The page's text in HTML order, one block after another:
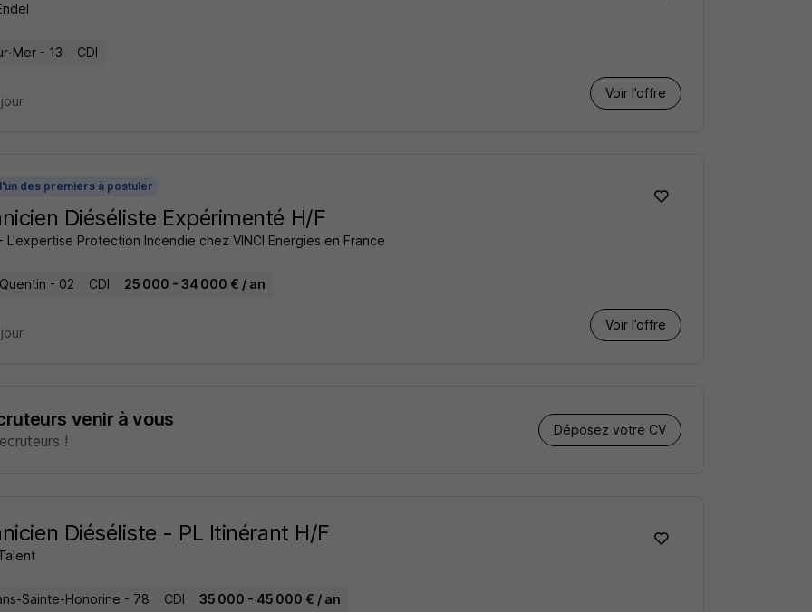
Mer - 13 CDI
Voir l’offre
des premiers à postuler
Diéséliste Expérimenté H/F
L'expertise Protection Incendie chez VINCI Energies en France
- 02 CDI 25 000 - 34 000 € / an
Voir l’offre
venir à vous
!
Déposez votre CV
Diéséliste - PL Itinérant H/F
Sainte-Honorine - 78 CDI 35 000 - 45 000 € / an